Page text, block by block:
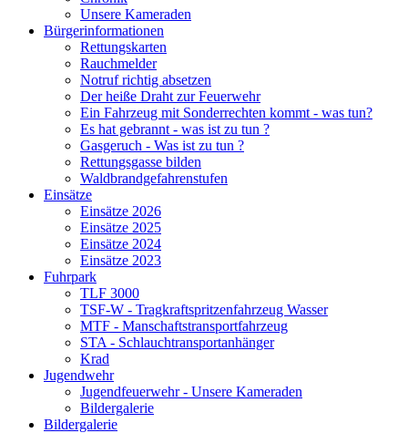
Unsere Kameraden
Bürgerinformationen
Rettungskarten
Rauchmelder
Notruf richtig absetzen
Der heiße Draht zur Feuerwehr
Ein Fahrzeug mit Sonderrechten kommt - was tun?
Es hat gebrannt - was ist zu tun ?
Gasgeruch - Was ist zu tun ?
Rettungsgasse bilden
Waldbrandgefahrenstufen
Einsätze
Einsätze 2026
Einsätze 2025
Einsätze 2024
Einsätze 2023
Fuhrpark
TLF 3000
TSF-W - Tragkraftspritzenfahrzeug Wasser
MTF - Manschaftstransportfahrzeug
STA - Schlauchtransportanhänger
Krad
Jugendwehr
Jugendfeuerwehr - Unsere Kameraden
Bildergalerie
Bildergalerie